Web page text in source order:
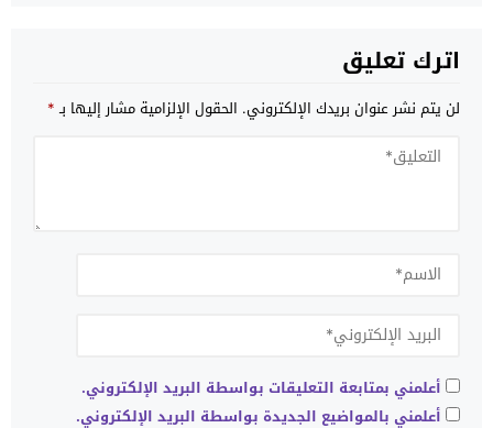
اترك تعليق
لن يتم نشر عنوان بريدك الإلكتروني. الحقول الإلزامية مشار إليها بـ*
أعلمني بمتابعة التعليقات بواسطة البريد الإلكتروني.
أعلمني بالمواضيع الجديدة بواسطة البريد الإلكتروني.